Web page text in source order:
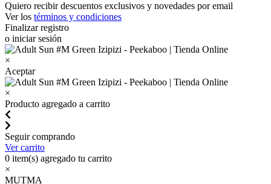
Quiero recibir descuentos exclusivos y novedades por email
Ver los términos y condiciones
Finalizar registro
o iniciar sesión
×
Aceptar
×
Producto agregado a carrito
Seguir comprando
Ver carrito
0 item(s) agregado tu carrito
×
MUTMA